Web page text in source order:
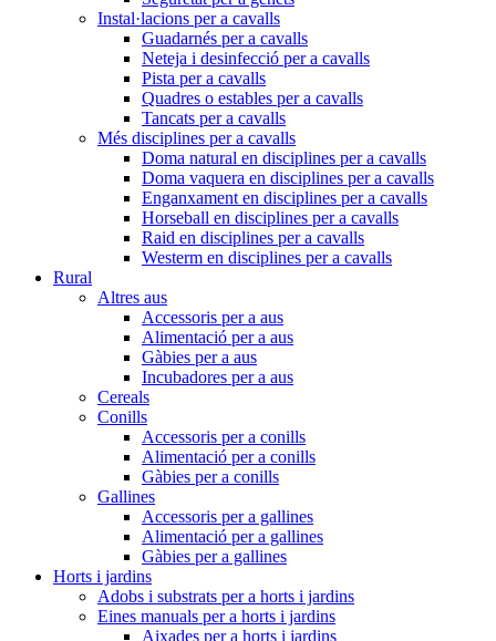
Instal·lacions per a cavalls
Guadarnés per a cavalls
Neteja i desinfecció per a cavalls
Pista per a cavalls
Quadres o estables per a cavalls
Tancats per a cavalls
Més disciplines per a cavalls
Doma natural en disciplines per a cavalls
Doma vaquera en disciplines per a cavalls
Enganxament en disciplines per a cavalls
Horseball en disciplines per a cavalls
Raid en disciplines per a cavalls
Westerm en disciplines per a cavalls
Rural
Altres aus
Accessoris per a aus
Alimentació per a aus
Gàbies per a aus
Incubadores per a aus
Cereals
Conills
Accessoris per a conills
Alimentació per a conills
Gàbies per a conills
Gallines
Accessoris per a gallines
Alimentació per a gallines
Gàbies per a gallines
Horts i jardins
Adobs i substrats per a horts i jardins
Eines manuals per a horts i jardins
Aixades per a horts i jardins